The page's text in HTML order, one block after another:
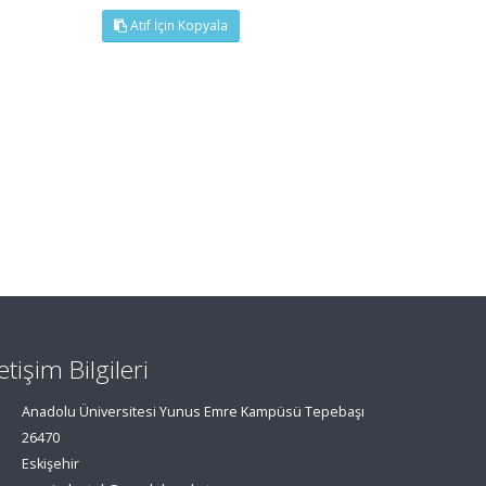
Atıf İçin Kopyala
Bilgileri
Anadolu Üniversitesi Yunus Emre Kampüsü Tepebaşı
26470
Eskişehir